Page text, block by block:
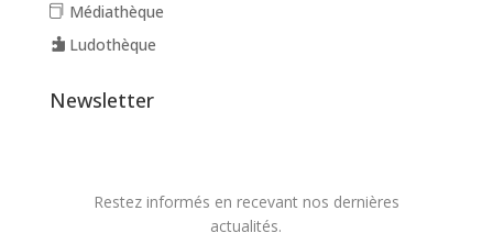
Médiathèque
Ludothèque
Newsletter
Restez informés en recevant nos dernières
actualités.